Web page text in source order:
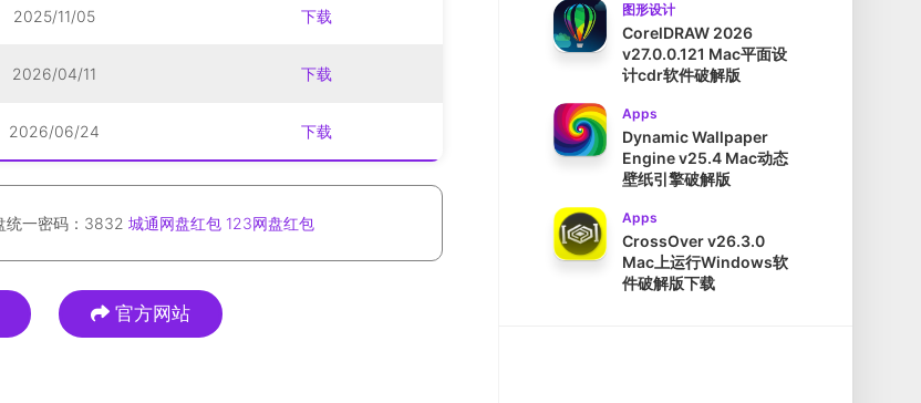
2025/11/05 下载
2026/04/11 下载
2026/06/24 下载
统一密码：3832 城通网盘红包 123网盘红包
官方网站
图形设计
CorelDRAW 2026
v27.0.0.121 Mac平面设
计cdr软件破解版
Apps
Dynamic Wallpaper
Engine v25.4 Mac动态
壁纸引擎破解版
Apps
CrossOver v26.3.0
Mac上运行Windows软
件破解版下载